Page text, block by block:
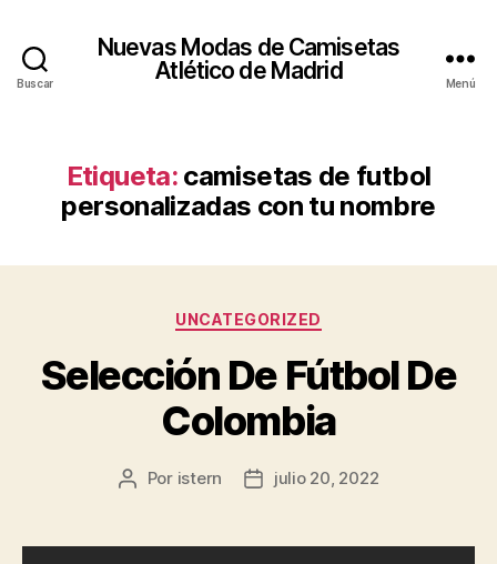
Buscar
Nuevas Modas de Camisetas
Atlético de Madrid
Menú
Etiqueta: camisetas de futbol
personalizadas con tu nombre
Categorías
UNCATEGORIZED
Selección De Fútbol De
Colombia
Autor
entrada
Por istern
Fecha
entrada
julio 20, 2022